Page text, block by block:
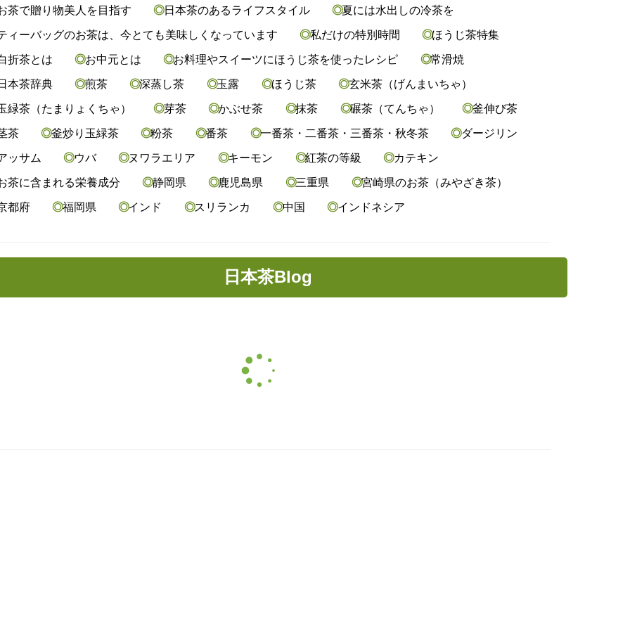
茶で贈り物美人を目指す 日本茶のあるライフスタイル 夏には水出しの冷茶を
ィーバッグのお茶は、今とても美味しくなっています 私だけの特別時間 ほうじ茶特集
折茶とは お中元とは お料理やスイーツにほうじ茶を使ったレシピ 常滑焼
本茶辞典 煎茶 深蒸し茶 玉露 ほうじ茶 玄米茶（げんまいちゃ）
緑茶（たまりょくちゃ） 芽茶 かぶせ茶 抹茶 碾茶（てんちゃ） 釜伸び茶
茶 釜炒り玉緑茶 粉茶 番茶 一番茶・二番茶・三番茶・秋冬茶 ダージリン
ッサム ウバ ヌワラエリア キーモン 紅茶の等級 カテキン
茶に含まれる栄養成分 静岡県 鹿児島県 三重県 宮崎県のお茶（みやざき茶）
都府 福岡県 インド スリランカ 中国 インドネシア
日本茶Blog